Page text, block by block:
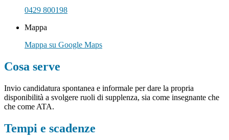
0429 800198
Mappa
Mappa su Google Maps
Cosa serve
Invio candidatura spontanea e informale per dare la propria
disponibilità a svolgere ruoli di supplenza, sia come insegnante che
che come ATA.
Tempi e scadenze